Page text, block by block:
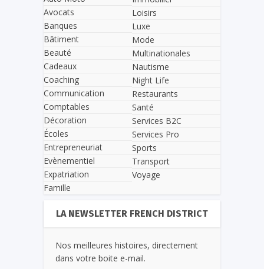
Avocats
Banques
Bâtiment
Beauté
Cadeaux
Coaching
Communication
Comptables
Décoration
Écoles
Entrepreneuriat
Evènementiel
Expatriation
Famille
Loisirs
Luxe
Mode
Multinationales
Nautisme
Night Life
Restaurants
Santé
Services B2C
Services Pro
Sports
Transport
Voyage
LA NEWSLETTER FRENCH DISTRICT
Nos meilleures histoires, directement
dans votre boite e-mail.